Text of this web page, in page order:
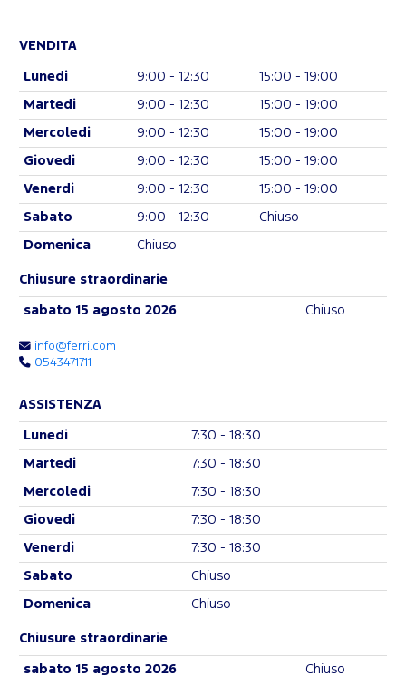
VENDITA
Lunedi 9:00 - 12:30 15:00 - 19:00
Martedi 9:00 - 12:30 15:00 - 19:00
Mercoledi 9:00 - 12:30 15:00 - 19:00
Giovedi 9:00 - 12:30 15:00 - 19:00
Venerdi 9:00 - 12:30 15:00 - 19:00
Sabato 9:00 - 12:30 Chiuso
Domenica Chiuso
Chiusure straordinarie
sabato 15 agosto 2026 Chiuso
info@ferri.com
0543471711
ASSISTENZA
Lunedi 7:30 - 18:30
Martedi 7:30 - 18:30
Mercoledi 7:30 - 18:30
Giovedi 7:30 - 18:30
Venerdi 7:30 - 18:30
Sabato Chiuso
Domenica Chiuso
Chiusure straordinarie
sabato 15 agosto 2026 Chiuso